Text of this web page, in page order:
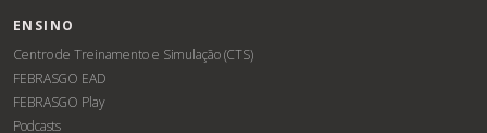
ENSINO
Centro de Treinamento e Simulação (CTS)
FEBRASGO EAD
FEBRASGO Play
Podcasts